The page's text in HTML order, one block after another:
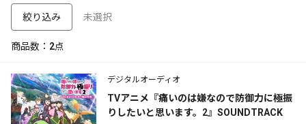
絞り込み 未選択
商品数： 2点
デジタルオーディオ
TVアニメ『痛いのは嫌なので防御力に極振
りしたいと思います。2』SOUNDTRACK